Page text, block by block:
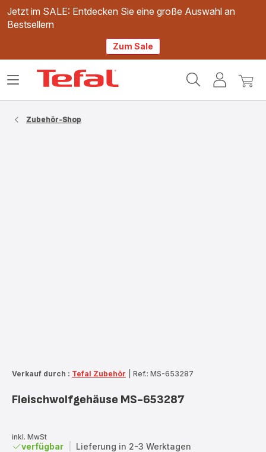
Jetzt im SALE: Entdecken Sie eine große Auswahl an
Bestsellern
Zum Sale
Mein
Mein
Das
Zubehör-Shop
Verkauf durch : Tefal Zubehör Ref.: MS-653287
Fleischwolfgehäuse MS-653287
inkl. MwSt
verfügbar Lieferung in 2-3 Werktagen